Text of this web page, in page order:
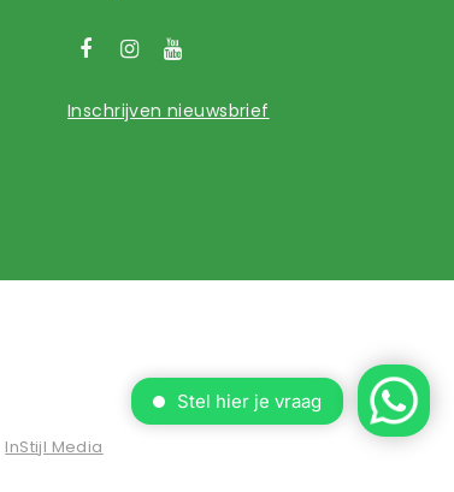
Inschrijven nieuwsbrief
InStijl Media